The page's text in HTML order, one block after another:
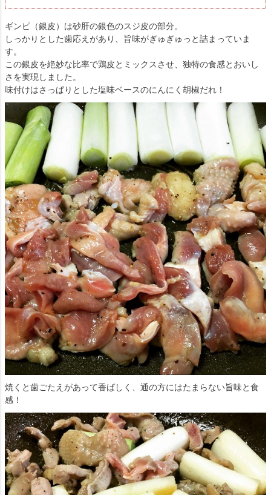
ギンピ（銀皮）は砂肝の銀色のスジ皮の部分。
しっかりとした歯応えがあり、旨味がぎゅぎゅっと詰まっていま
す。
この銀皮を絶妙な比率で鶏皮とミックスさせ、独特の食感とおいし
さを実現しました。
味付けはさっぱりとした塩味ベースのにんにく胡椒だれ！
焼くと歯ごたえがあって香ばしく、通の方にはたまらない旨味と食
感！